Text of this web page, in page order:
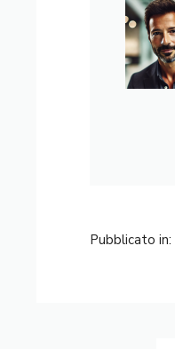
Pubblicato in: